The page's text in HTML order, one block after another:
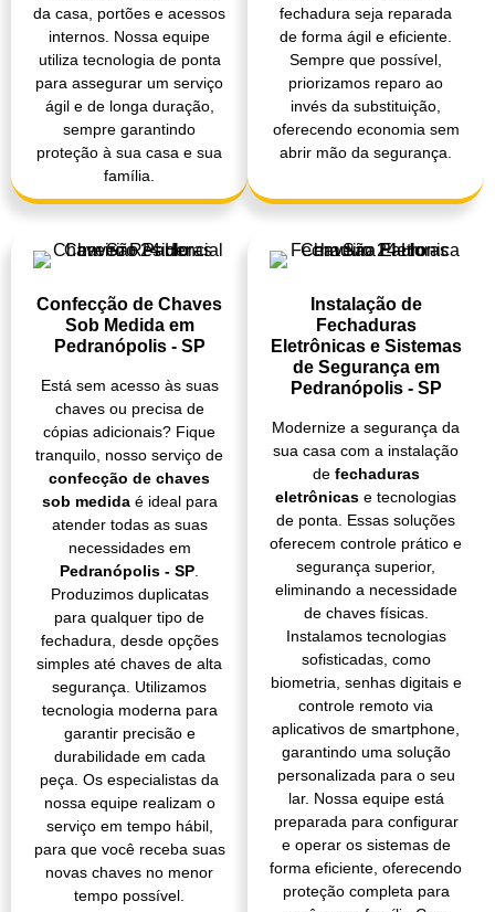
da casa, portões e acessos
internos. Nossa equipe
utiliza tecnologia de ponta
para assegurar um serviço
ágil e de longa duração,
sempre garantindo
proteção à sua casa e sua
família.
fechadura seja reparada
de forma ágil e eficiente.
Sempre que possível,
priorizamos reparo ao
invés da substituição,
oferecendo economia sem
abrir mão da segurança.
Confecção de Chaves
Sob Medida em
Pedranópolis - SP
Está sem acesso às suas
chaves ou precisa de
cópias adicionais? Fique
tranquilo, nosso serviço de
confecção de chaves
sob medidaé ideal para
atender todas as suas
necessidades em
Pedranópolis - SP
Produzimos duplicatas
para qualquer tipo de
fechadura, desde opções
simples até chaves de alta
segurança. Utilizamos
tecnologia moderna para
garantir precisão e
durabilidade em cada
peça. Os especialistas da
nossa equipe realizam o
serviço em tempo hábil,
para que você receba suas
novas chaves no menor
tempo possível.
Instalação de
Fechaduras
Eletrônicas e Sistemas
de Segurança em
Pedranópolis - SP
Modernize a segurança da
sua casa com a instalação
de fechaduras
eletrônicas e tecnologias
de ponta. Essas soluções
oferecem controle prático e
segurança superior,
eliminando a necessidade
de chaves físicas.
Instalamos tecnologias
sofisticadas, como
biometria, senhas digitais e
controle remoto via
aplicativos de smartphone,
garantindo uma solução
personalizada para o seu
lar. Nossa equipe está
preparada para configurar
e operar os sistemas de
forma eficiente, oferecendo
proteção completa para